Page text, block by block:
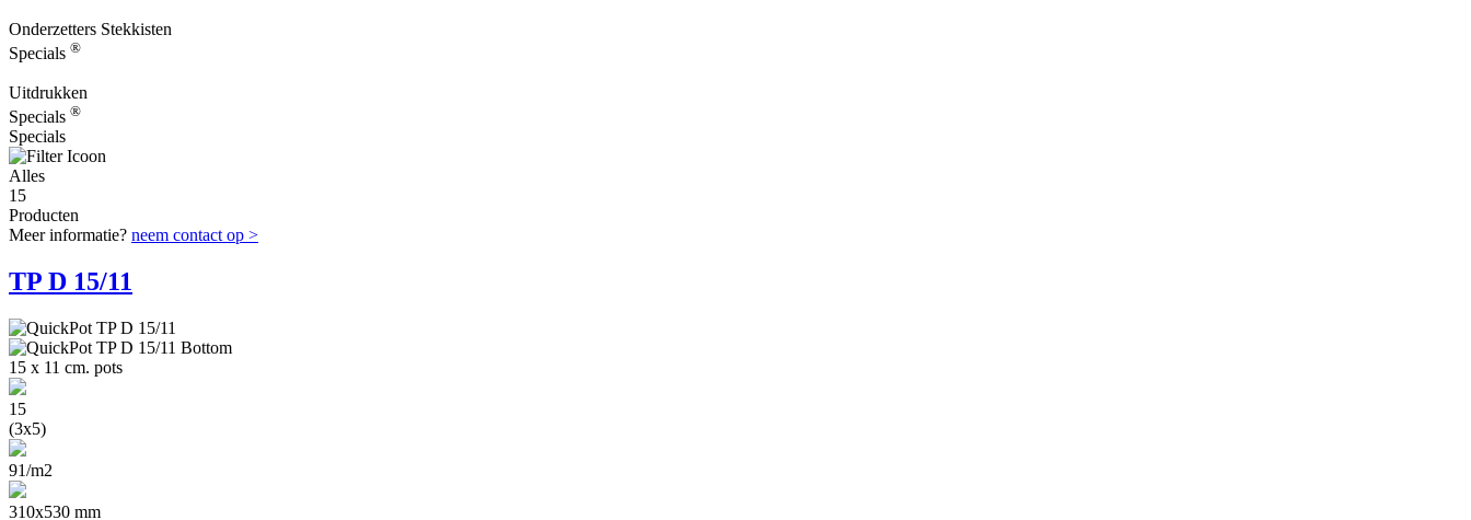
Onderzetters Stekkisten
Specials ®
Uitdrukken
Specials ®
Specials
Alles
15
Producten
Meer informatie? neem contact op >
TP D 15/11
15 x 11 cm. pots
15
(3x5)
91/m2
310x530 mm